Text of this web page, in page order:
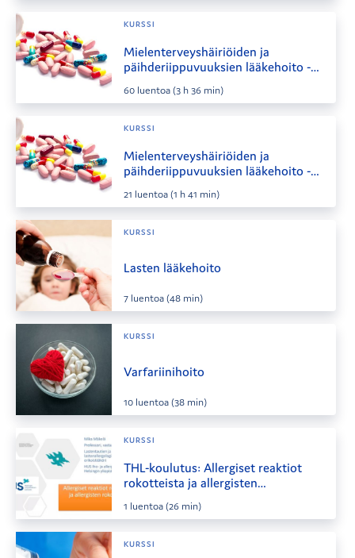
KURSSI
Mielenterveyshäiriöiden ja
päihderiippuvuuksien lääkehoito -
60 luentoa(3 h 36 min)
KURSSI
Mielenterveyshäiriöiden ja
päihderiippuvuuksien lääkehoito -
21 luentoa(1 h 41 min)
KURSSI
Lasten lääkehoito
7 luentoa(48 min)
KURSSI
Varfariinihoito
10 luentoa(38 min)
KURSSI
THL-koulutus: Allergiset reaktiot
rokotteista ja allergisten
1 luentoa(26 min)
KURSSI